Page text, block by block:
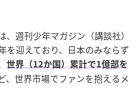
週刊少年マガジン（講談社）
を迎えており、日本のみならず
世界（12か国）累計で1億部を
、世界市場でファンを抱えるメ